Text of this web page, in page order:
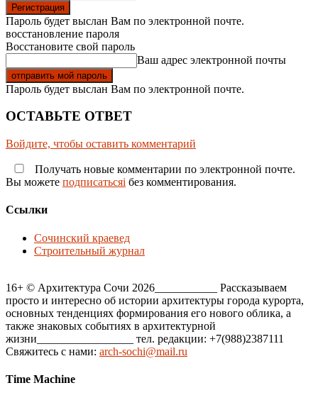
Пароль будет выслан Вам по электронной почте.
восстановление пароля
Восстановите свой пароль
Ваш адрес электронной почты
Пароль будет выслан Вам по электронной почте.
ОСТАВЬТЕ ОТВЕТ
Войдите, чтобы оставить комментарий
Получать новые комментарии по электронной почте.
Вы можете подписатьсяi без комментирования.
Ссылки
Сочинский краевед
Строительный журнал
16+ © Архитектура Сочи 2026___________ Рассказываем
просто и интересно об истории архитектуры города курорта,
основных тенденциях формирования его нового облика, а
также знаковых событиях в архитектурной
жизни_________________ тел. редакции: +7(988)2387111
Свяжитесь с нами: arch-sochi@mail.ru
Time Machine